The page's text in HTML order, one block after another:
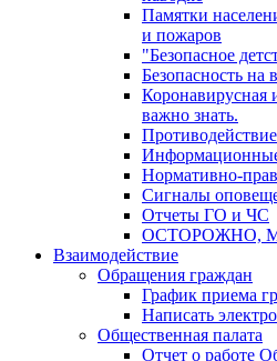
Памятки
и пожаров
"Безопасное
Безопасность на
важно знать.
Нормативно-
Сигналы
Отчеты ГО и ЧС
ОСТОРОЖНО,
Взаимодействие
Обращения граждан
График приема
Написать
Общественная палата
Отчет о работе